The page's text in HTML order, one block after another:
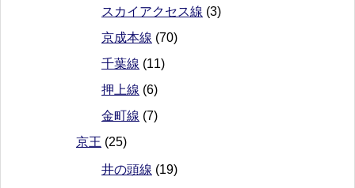
スカイアクセス線 (3)
京成本線 (70)
千葉線 (11)
押上線 (6)
金町線 (7)
京王 (25)
井の頭線 (19)